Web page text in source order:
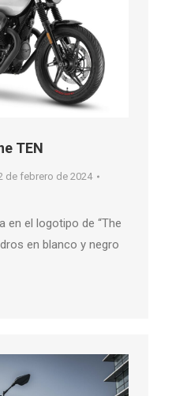
TEN
de febrero de 2024
en el logotipo de “The
en blanco y negro